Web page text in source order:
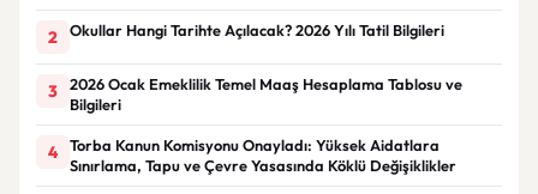
2 Okullar Hangi Tarihte Açılacak? 2026 Yılı Tatil Bilgileri
3
2026 Ocak Emeklilik Temel Maaş Hesaplama Tablosu ve
Bilgileri
4
Torba Kanun Komisyonu Onayladı: Yüksek Aidatlara
Sınırlama, Tapu ve Çevre Yasasında Köklü Değişiklikler